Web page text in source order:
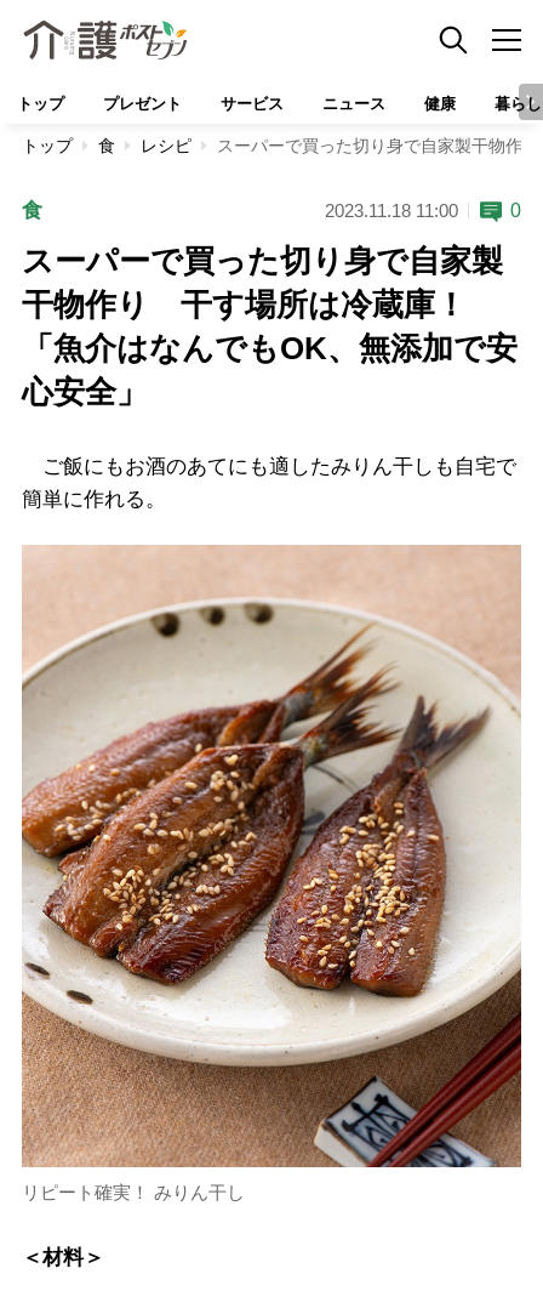
トップ プレゼント サービス ニュース 健康 暮らし
トップ 食 レシピ スーパーで買った切り身で自家製干物作
食 2023.11.18 11:00 0
スーパーで買った切り身で自家製
干物作り 干す場所は冷蔵庫！
「魚介はなんでもOK、無添加で安
心安全」
ご飯にもお酒のあてにも適したみりん干しも自宅で
簡単に作れる。
リピート確実！ みりん干し
＜材料＞